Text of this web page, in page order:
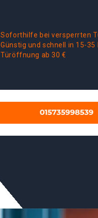
Soforthilfe bei versperrten
Günstig und schnell in 15-
Türöffnung ab 30 €